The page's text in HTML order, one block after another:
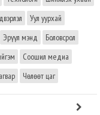
Уул уурхай
Эрүүл мэнд
Боловсрол
Соошил медиа
Чөлөөт цаг